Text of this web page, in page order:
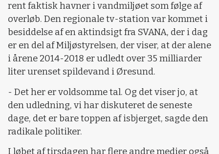
rent faktisk havner i vandmiljøet som følge af
overløb. Den regionale tv-station var kommet i
besiddelse af en aktindsigt fra SVANA, der i dag
er en del af Miljøstyrelsen, der viser, at der alene
i årene 2014-2018 er udledt over 35 milliarder
liter urenset spildevand i Øresund.
- Det her er voldsomme tal. Og det viser jo, at
den udledning, vi har diskuteret de seneste
dage, det er bare toppen af isbjerget, sagde den
radikale politiker.
I løbet af tirsdagen har flere andre medier også